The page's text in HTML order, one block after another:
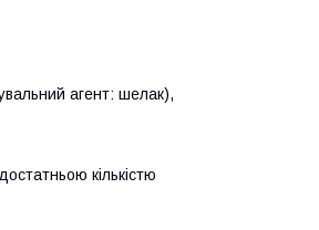
агент: шелак),
кількістю